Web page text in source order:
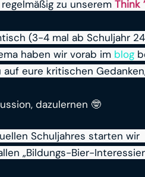
zu unseremThink
(3-4 mal ab Schuljahr
haben wir vorab im blog
eure kritischen
dazulernen 🤓
Schuljahres starten
„Bildungs-Bier-